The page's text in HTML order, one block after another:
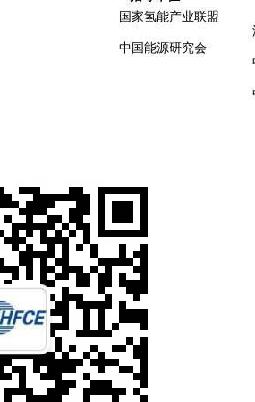
国家氢能产业联盟
中国能源研究会